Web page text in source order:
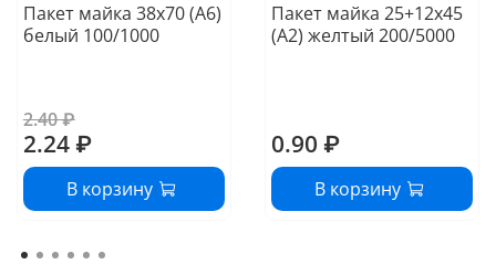
Пакет майка 38х70 (А6)
белый 100/1000
2.40 ₽
2.24 ₽
В корзину
Пакет майка 25+12х45
(А2) желтый 200/5000
0.90 ₽
В корзину